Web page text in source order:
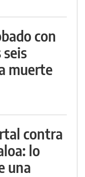
con
muerte
contra
lo
una